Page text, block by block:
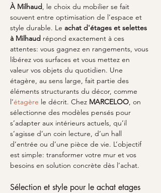
À Milhaud, le choix du mobilier se fait
souvent entre optimisation de l’espace et
style durable. Le achat d'étages et selettes
à Milhaud répond exactement à ces
attentes: vous gagnez en rangements, vous
libérez vos surfaces et vous mettez en
valeur vos objets du quotidien. Une
étagère, au sens large, fait partie des
éléments structurants du décor, comme
l’étagère le décrit. Chez MARCELOO, on
sélectionne des modèles pensés pour
s’adapter aux intérieurs actuels, qu’il
s’agisse d’un coin lecture, d’un hall
d’entrée ou d’une pièce de vie. L’objectif
est simple: transformer votre mur et vos
besoins en solution concrète dès l’achat.
Sélection et style pour le achat etages